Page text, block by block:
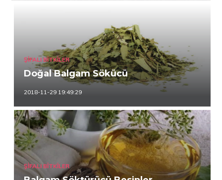
ŞIFALI BITKILER
Doğal Balgam Sökücü
2018-11-29 19:49:29
ŞIFALI BITKILER